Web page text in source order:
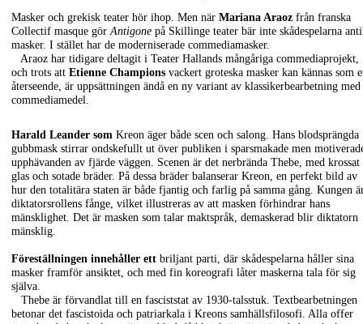
Masker och grekisk teater hör ihop. Men när Mariana Araoz från franska
Collectif masque görAntigone på Skillinge teater bär inte skådespelarna
masker. I stället har de moderniserade commediamasker.
Araoz har tidigare deltagit i Teater Hallands mångåriga commediaprojekt,
och trots att Etienne Champions vackert groteska masker kan kännas som
återseende, är uppsättningen ändå en ny variant av klassikerbearbetning med
commediamedel.
Harald Leander som Kreon äger både scen och salong. Hans blodsprängda
gubbmask stirrar ondskefullt ut över publiken i sparsmakade men
upphävanden av fjärde väggen. Scenen är det nerbrända Thebe, med krossat
glas och sotade bräder. På dessa bräder balanserar Kreon, en perfekt bild av
hur den totalitära staten är både fjantig och farlig på samma gång. Kungen
diktatorsrollens fånge, vilket illustreras av att masken förhindrar hans
mänsklighet. Det är masken som talar maktspråk, demaskerad blir diktatorn
mänsklig.
Föreställningen innehåller ett briljant parti, där skådespelarna håller sina
masker framför ansiktet, och med fin koreografi låter maskerna tala för sig
själva.
Thebe är förvandlat till en fasciststat av 1930-talsstuk. Textbearbetningen
betonar det fascistoida och patriarkala i Kreons samhällsfilosofi. Alla offer